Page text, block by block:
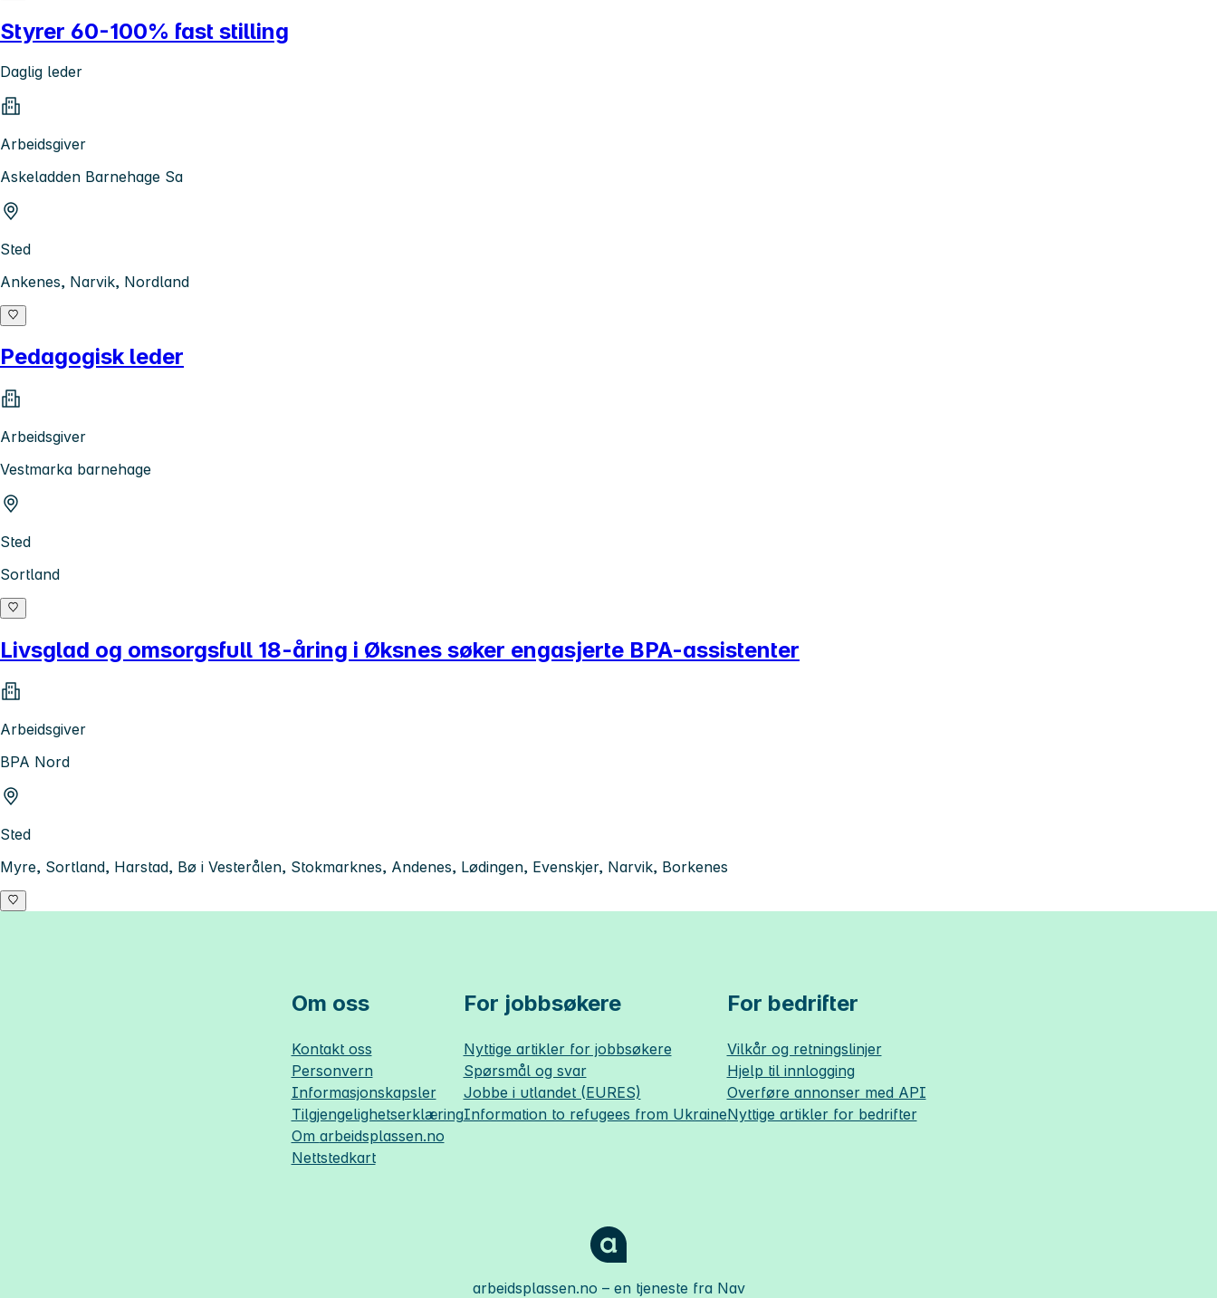
Styrer 60-100% fast stilling
Daglig leder
Arbeidsgiver
Askeladden Barnehage Sa
Sted
Ankenes, Narvik, Nordland
Pedagogisk leder
Arbeidsgiver
Vestmarka barnehage
Sted
Sortland
Livsglad og omsorgsfull 18-åring i Øksnes søker engasjerte BPA-assistenter
Arbeidsgiver
BPA Nord
Sted
Myre, Sortland, Harstad, Bø i Vesterålen, Stokmarknes, Andenes, Lødingen, Evenskjer, Narvik, Borkenes
Om oss
Kontakt oss
Personvern
Informasjonskapsler
Tilgjengelighetserklæring
Om arbeidsplassen.no
Nettstedkart
For jobbsøkere
Nyttige artikler for jobbsøkere
Spørsmål og svar
Jobbe i utlandet (EURES)
Information to refugees from Ukraine
For bedrifter
Vilkår og retningslinjer
Hjelp til innlogging
Overføre annonser med API
Nyttige artikler for bedrifter
arbeidsplassen.no – en tjeneste fra Nav